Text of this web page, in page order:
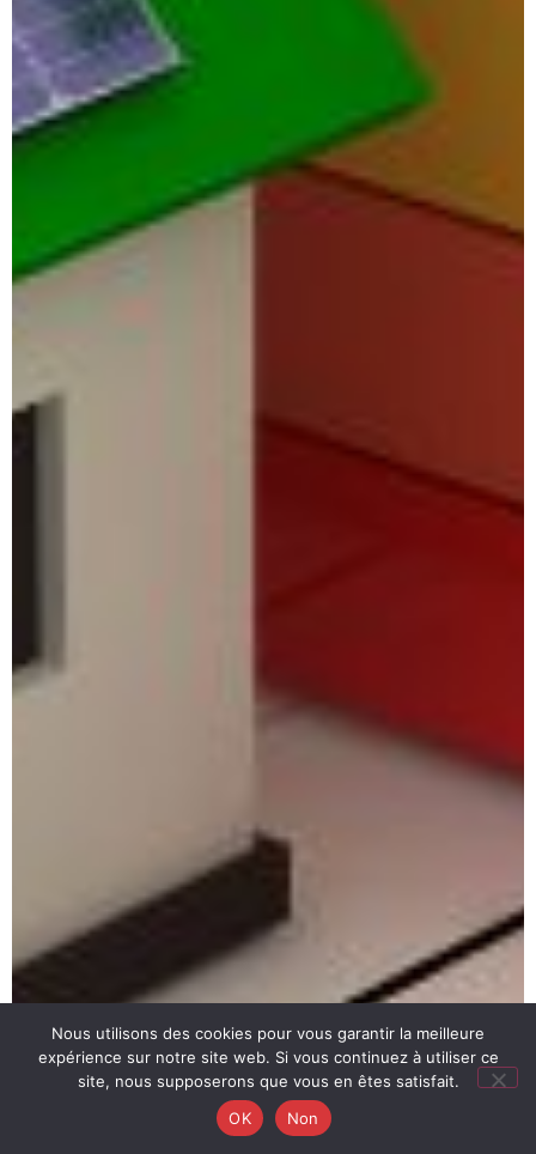
Nous utilisons des cookies pour vous garantir la meilleure
expérience sur notre site web. Si vous continuez à utiliser ce
site, nous supposerons que vous en êtes satisfait.
OK
Non